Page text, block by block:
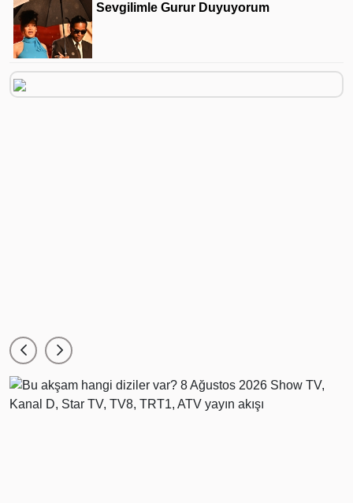
Sevgilimle Gurur Duyuyorum